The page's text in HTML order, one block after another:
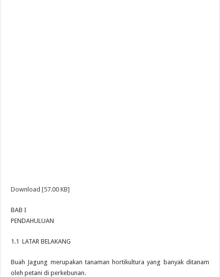
Download [57.00 KB]
BAB I
PENDAHULUAN
1.1 LATAR BELAKANG
Buah Jagung merupakan tanaman hortikultura yang banyak ditanam
oleh petani di perkebunan.